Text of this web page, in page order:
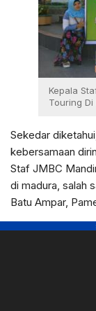
Kepala
Touring
Sekedar
kebersamaan
Staf JMBC
di madura, salah
Batu Ampar,